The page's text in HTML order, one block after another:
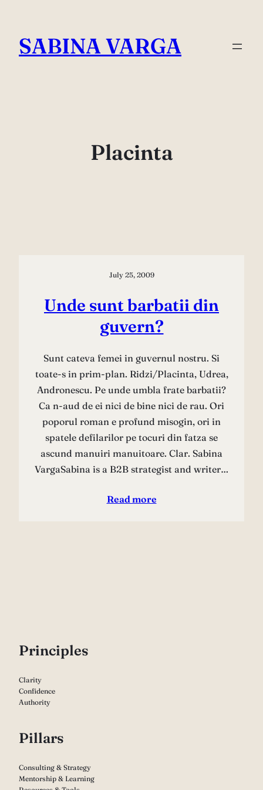
content
SABINA VARGA
Placinta
July 25, 2009
Unde sunt barbatii din
guvern?
Sunt cateva femei in guvernul nostru. Si
toate-s in prim-plan. Ridzi/Placinta, Udrea,
Andronescu. Pe unde umbla frate barbatii?
Ca n-aud de ei nici de bine nici de rau. Ori
poporul roman e profund misogin, ori in
spatele defilarilor pe tocuri din fatza se
ascund manuiri manuitoare. Clar. Sabina
VargaSabina is a B2B strategist and writer…
Read more
Principles
Clarity
Confidence
Authority
Pillars
Consulting & Strategy
Mentorship & Learning